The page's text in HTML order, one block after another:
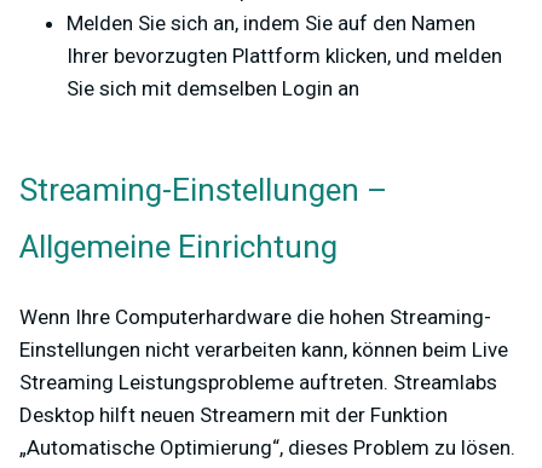
Melden Sie sich an, indem Sie auf den Namen
Ihrer bevorzugten Plattform klicken, und melden
Sie sich mit demselben Login an
Streaming-Einstellungen –
Allgemeine Einrichtung
Wenn Ihre Computerhardware die hohen Streaming-
Einstellungen nicht verarbeiten kann, können beim Live
Streaming Leistungsprobleme auftreten. Streamlabs
Desktop hilft neuen Streamern mit der Funktion
„Automatische Optimierung“, dieses Problem zu lösen.